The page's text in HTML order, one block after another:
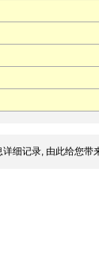
细记录, 由此给您带